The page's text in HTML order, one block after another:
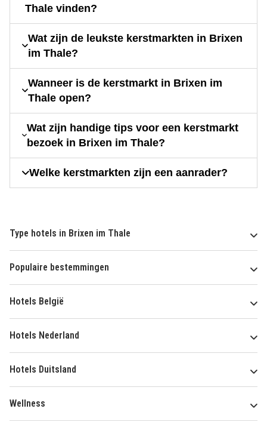
Thale vinden?
Wat zijn de leukste kerstmarkten in Brixen
im Thale?
Wanneer is de kerstmarkt in Brixen im
Thale open?
Wat zijn handige tips voor een kerstmarkt
bezoek in Brixen im Thale?
Welke kerstmarkten zijn een aanrader?
Type hotels in Brixen im Thale
Populaire bestemmingen
Hotels België
Hotels Nederland
Hotels Duitsland
Wellness